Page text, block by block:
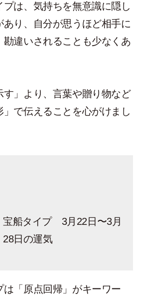
プは、気持ちを無意識に隠し
あり、自分が思うほど相手に
勘違いされることも少なくあ
す」より、言葉や贈り物など
」で伝えることを心がけまし
宝船タイプ 3月22日〜3月
28日の運気
は「原点回帰」がキーワー